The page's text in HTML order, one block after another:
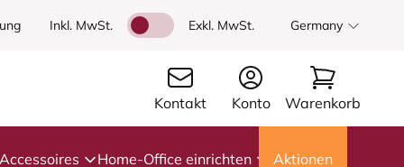
Inkl. MwSt. Exkl. MwSt. Germany
Kontakt Konto Warenkorb
Accessoires Home-Office einrichten Aktionen